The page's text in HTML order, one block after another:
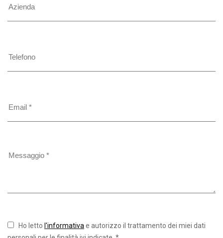
Ho letto l'informativa e autorizzo il trattamento dei miei dati